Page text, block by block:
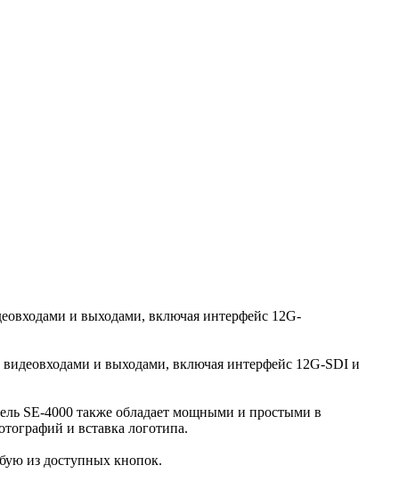
и выходами, включая интерфейс 12G-
и выходами, включая интерфейс 12G-SDI и
SE-4000 также обладает мощными и простыми в
и вставка логотипа.
из доступных кнопок.